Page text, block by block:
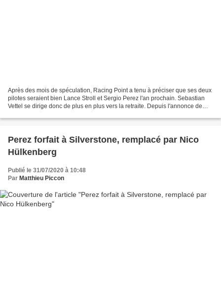
Après des mois de spéculation, Racing Point a tenu à préciser que ses deux
pilotes seraient bien Lance Stroll et Sergio Perez l'an prochain. Sebastian
Vettel se dirige donc de plus en plus vers la retraite. Depuis l'annonce de
Perez forfait à Silverstone, remplacé par Nico
Hülkenberg
Publié le 31/07/2020 à 10:48
Par Matthieu Piccon